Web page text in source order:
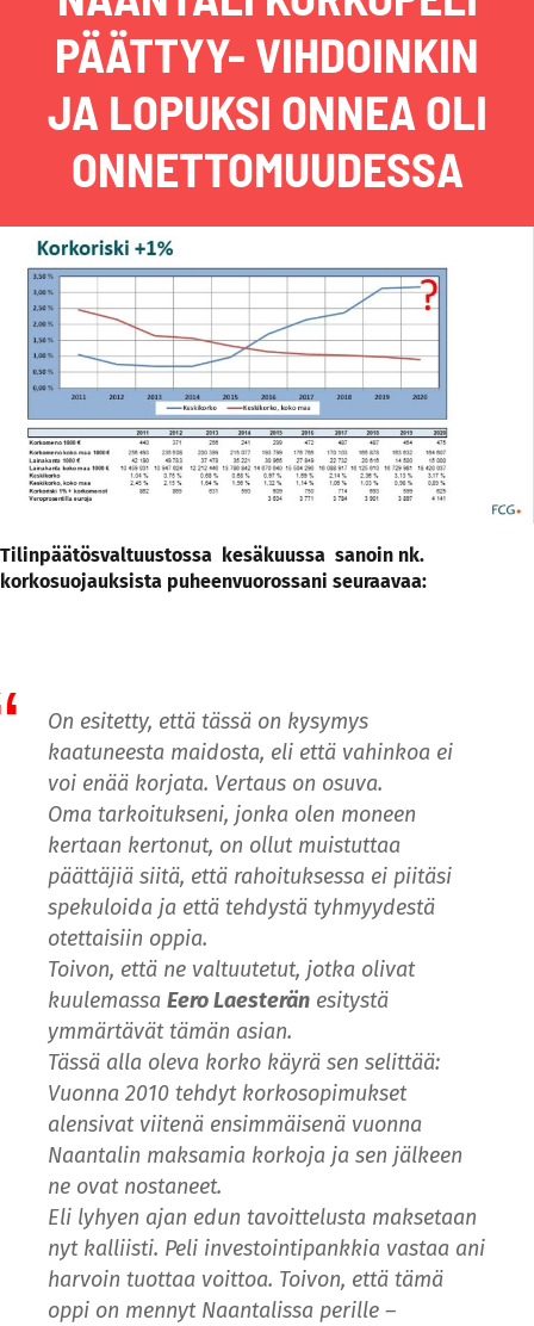
PÄÄTTYY- VIHDOINKIN
JA LOPUKSI ONNEA OLI
ONNETTOMUUDESSA
Tilinpäätösvaltuustossa kesäkuussa sanoin nk.
korkosuojauksista puheenvuorossani seuraavaa:
On esitetty, että tässä on kysymys
kaatuneesta maidosta, eli että vahinkoa ei
voi enää korjata. Vertaus on osuva.
Oma tarkoitukseni, jonka olen moneen
kertaan kertonut, on ollut muistuttaa
päättäjiä siitä, että rahoituksessa ei piitäsi
spekuloida ja että tehdystä tyhmyydestä
otettaisiin oppia.
Toivon, että ne valtuutetut, jotka olivat
kuulemassa Eero Laesterän esitystä
ymmärtävät tämän asian.
Tässä alla oleva korko käyrä sen selittää:
Vuonna 2010 tehdyt korkosopimukset
alensivat viitenä ensimmäisenä vuonna
Naantalin maksamia korkoja ja sen jälkeen
ne ovat nostaneet.
Eli lyhyen ajan edun tavoittelusta maksetaan
nyt kalliisti. Peli investointipankkia vastaa ani
harvoin tuottaa voittoa. Toivon, että tämä
oppi on mennyt Naantalissa perille –